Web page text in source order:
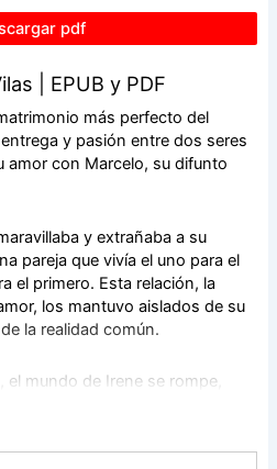
pdf
| EPUB y PDF
más perfecto del
y pasión entre dos seres
amor con Marcelo, su difunto
y extrañaba a su
pareja que vivía el uno para el
el primero. Esta relación, la
los mantuvo aislados de su
la realidad común.
mundo de Irene se rompe,
forma de seguir viviendo
Esa manera de recordar e
de su vida construye esta